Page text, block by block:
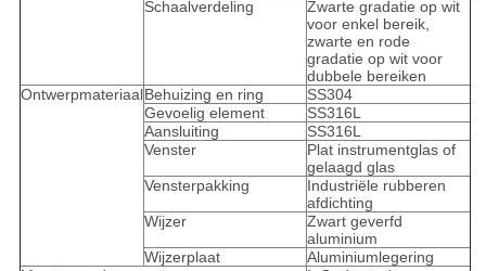
Schaalverdeling
Zwarte gradatie op wit
voor enkel bereik,
zwarte en rode
gradatie op wit voor
dubbele bereiken
OntwerpmateriaalBehuizing en ring
SS304
Gevoelig element
SS316L
Aansluiting
SS316L
Venster
Plat instrumentglas of
gelaagd glas
Vensterpakking
Industriële rubberen
afdichting
Wijzer
Zwart geverfd
aluminium
Wijzerplaat
Aluminiumlegering